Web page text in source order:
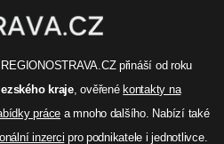
přináší od roku
kraje, ověřené kontakty na
práce a mnoho dalšího. Nabízí také
inzerci pro podnikatele i jednotlivce.